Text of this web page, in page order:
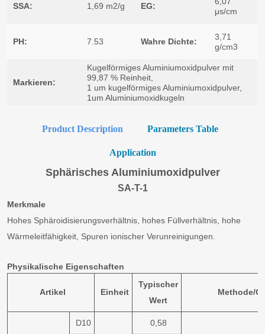
Product Description Parameters Table
Application
Sphärisches Aluminiumoxidpulver
SA-T-1
Merkmale
Hohes Sphäroidisierungsverhältnis, hohes Füllverhältnis, hohe
Wärmeleitfähigkeit, Spuren ionischer Verunreinigungen.
Physikalische Eigenschaften
Artikel Einheit
Typischer
Wert
Methode/
D10 0,58